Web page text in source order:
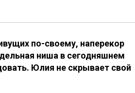
по-своему, наперекор
ниша в сегодняшнем
Юлия не скрывает свой